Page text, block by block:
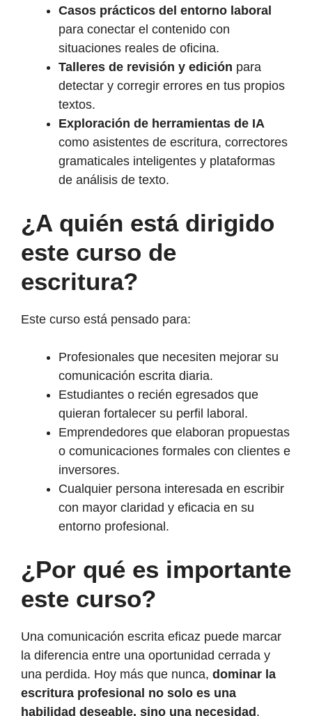
Casos prácticos del entorno laboral
para conectar el contenido con
situaciones reales de oficina.
Talleres de revisión y edición para
detectar y corregir errores en tus propios
textos.
Exploración de herramientas de IA
como asistentes de escritura, correctores
gramaticales inteligentes y plataformas
de análisis de texto.
¿A quién está dirigido
este curso de
escritura?
Este curso está pensado para:
Profesionales que necesiten mejorar su
comunicación escrita diaria.
Estudiantes o recién egresados que
quieran fortalecer su perfil laboral.
Emprendedores que elaboran propuestas
o comunicaciones formales con clientes e
inversores.
Cualquier persona interesada en escribir
con mayor claridad y eficacia en su
entorno profesional.
¿Por qué es importante
este curso?
Una comunicación escrita eficaz puede marcar
la diferencia entre una oportunidad cerrada y
una perdida. Hoy más que nunca, dominar la
escritura profesional no solo es una
habilidad deseable, sino una necesidad ,